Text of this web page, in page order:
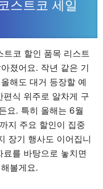
스트코 세일
트코 할인 품목 리스트
졌어요. 작년 같은 기
해도 대거 등장할 예
식 위주로 알차게 구
요. 특히 올해는 6월
지 주요 할인이 집중
장기 행사도 이어집니
를 바탕으로 놓치면
볼게요.